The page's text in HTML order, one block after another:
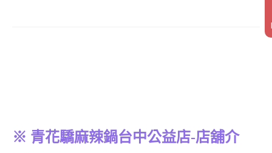
※ 青花驕麻辣鍋台中公益店-店舖介